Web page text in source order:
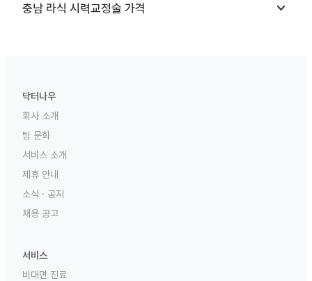
충남 라식 시력교정술 가격 keyboard_arrow_down
닥터나우
회사 소개
팀 문화
서비스 소개
제휴 안내
소식 · 공지
채용 공고
서비스
비대면 진료